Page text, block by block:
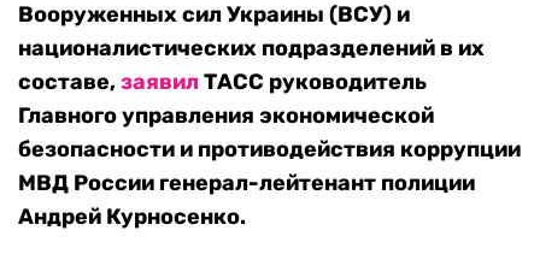
Вооруженных сил Украины (ВСУ) и
националистических подразделений в их
составе,заявилТАСС руководитель
Главного управления экономической
безопасности и противодействия коррупции
МВД России генерал-лейтенант полиции
Андрей Курносенко.